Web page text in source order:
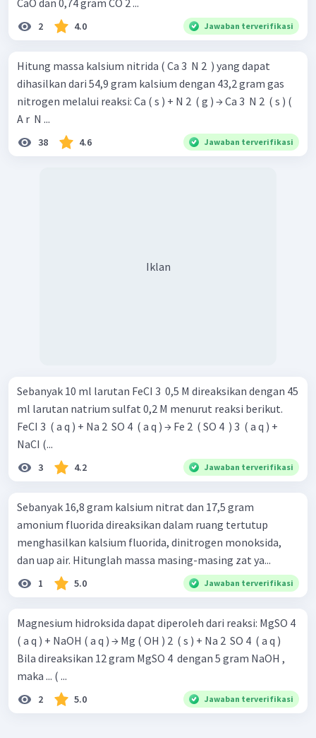
CaO dan 0,74 gram CO 2 ...
2 4.0 Jawaban terverifikasi
Hitung massa kalsium nitrida ( Ca 3 ​ N 2 ​ ) yang dapat
dihasilkan dari 54,9 gram kalsium dengan 43,2 gram gas
nitrogen melalui reaksi: Ca ( s ) + N 2 ​ ( g ) → Ca 3 ​ N 2 ​ ( s ) (
A r ​ N ...
38 4.6 Jawaban terverifikasi
Iklan
Sebanyak 10 ml larutan FeCI 3 ​ 0,5 M direaksikan dengan 45
ml larutan natrium sulfat 0,2 M menurut reaksi berikut.
FeCI 3 ​ ( a q ) + Na 2 ​ SO 4 ​ ( a q ) → Fe 2 ​ ( SO 4 ​ ) 3 ​ ( a q ) +
NaCI (...
3 4.2 Jawaban terverifikasi
Sebanyak 16,8 gram kalsium nitrat dan 17,5 gram
amonium fluorida direaksikan dalam ruang tertutup
menghasilkan kalsium fluorida, dinitrogen monoksida,
dan uap air. Hitunglah massa masing-masing zat ya...
1 5.0 Jawaban terverifikasi
Magnesium hidroksida dapat diperoleh dari reaksi: MgSO 4 ​
( a q ) + NaOH ( a q ) → Mg ( OH ) 2 ​ ( s ) + Na 2 ​ SO 4 ​ ( a q )
Bila direaksikan 12 gram MgSO 4 ​ dengan 5 gram NaOH ,
maka ... ( ...
2 5.0 Jawaban terverifikasi